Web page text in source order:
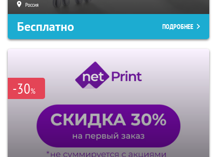
Россия
Бесплатно ПОДРОБНЕЕ
-30%